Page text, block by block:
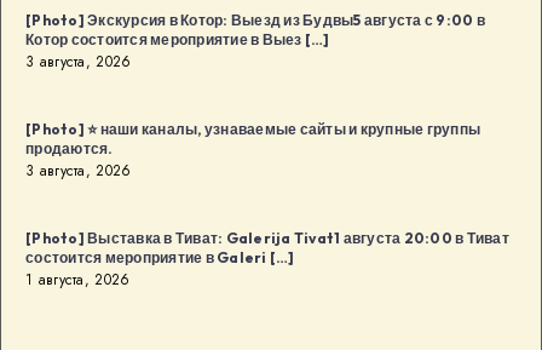
в
Будва:
Kaffa
августа
в
Будва
[…]
[Photo] Экскурсия в Котор: Выезд из Будвы5 августа с 9:00 в
Котор состоится мероприятие в Выез […]
3 августа, 2026
[Photo] ⭐️ наши каналы, узнаваемые сайты и крупные группы
продаются.
3 августа, 2026
[Photo] Выставка в Тиват: Galerija Tivat1 августа 20:00 в Тиват
состоится мероприятие в Galeri […]
1 августа, 2026